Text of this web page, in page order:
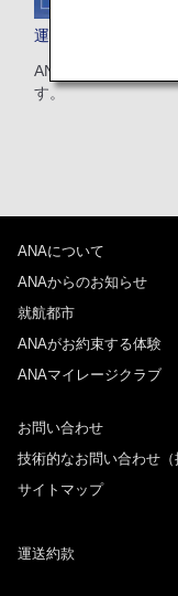
運航開始・再開・休
ANAグループが運航
す。
ANAについて
ANAからのお知らせ
就航都市
ANAがお約束する体験
ANAマイレージクラブ
お問い合わせ
技術的なお問い合わせ（
サイトマップ
運送約款